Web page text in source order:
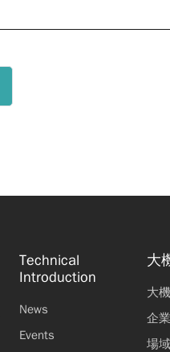
Technical
Introduction
News
Events
大
大
企
場